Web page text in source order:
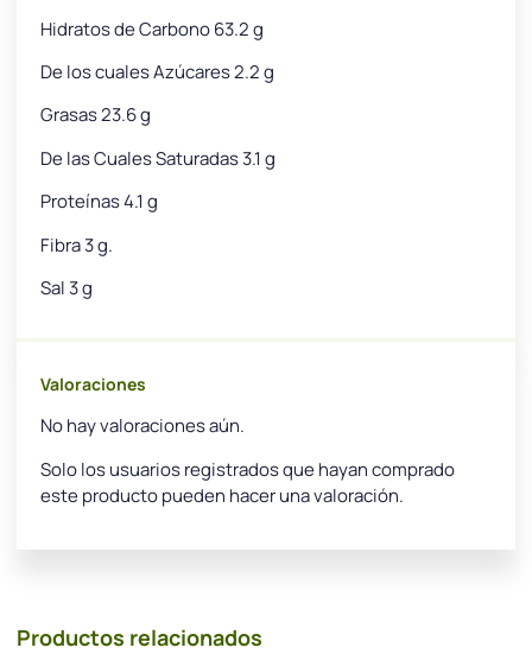
Hidratos de Carbono 63.2 g
De los cuales Azúcares 2.2 g
Grasas 23.6 g
De las Cuales Saturadas 3.1 g
Proteínas 4.1 g
Fibra 3 g.
Sal 3 g
Valoraciones
No hay valoraciones aún.
Solo los usuarios registrados que hayan comprado
este producto pueden hacer una valoración.
Productos relacionados